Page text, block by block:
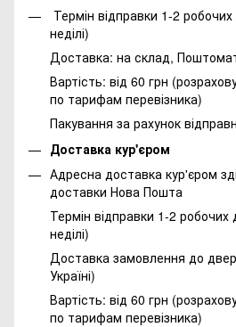
Термін відправки 1-2 робочих
неділі)
Доставка: на склад,
Вартість: від 60 грн
по тарифам перевізника)
Пакування за рахунок
Доставка кур'єром
Адресна доставка кур'єром
доставки Нова Пошта
Термін відправки 1-2 робочих
неділі)
Доставка замовлення до
Україні)
Вартість: від 60 грн
по тарифам перевізника)